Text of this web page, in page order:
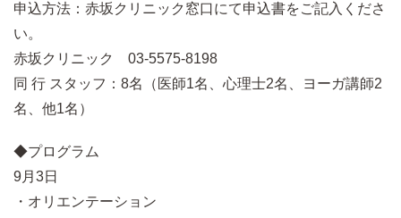
申込方法：赤坂クリニック窓口にて申込書をご記入くださ
い。
赤坂クリニック 03-5575-8198
同 行 スタッフ：8名（医師1名、心理士2名、ヨーガ講師2
名、他1名）
◆プログラム
9月3日
・オリエンテーション